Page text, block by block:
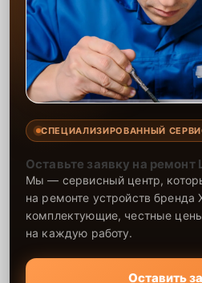
СПЕЦИАЛИЗИРОВАННЫЙ
Оставьте заявку на ремонт
Мы — сервисный центр,
на ремонте устройств бренда
комплектующие, честные
на каждую работу.
Оставить